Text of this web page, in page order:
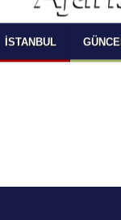
SELECT
İSTANBUL